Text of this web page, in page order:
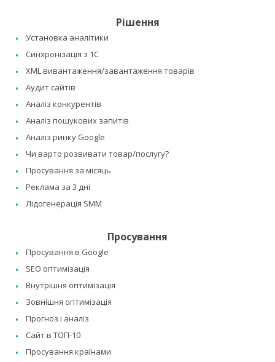
Рішення
Установка аналітики
Синхронізація з 1C
XML вивантаження/завантаження товарів
Аудит сайтів
Аналіз конкурентів
Аналіз пошукових запитів
Аналіз ринку Google
Чи варто розвивати товар/послугу?
Просування за місяць
Реклама за 3 дні
Лідогенерація SMM
Просування
Просування в Google
SEO оптимізація
Внутрішня оптимізація
Зовнішня оптимізація
Прогноз і аналіз
Сайт в ТОП-10
Просування країнами